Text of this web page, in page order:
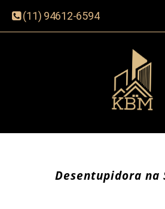
(11) 94612-6594
Desentupidora na